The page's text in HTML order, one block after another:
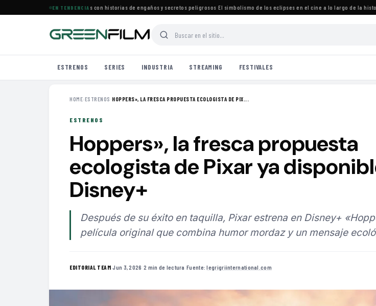
EN TENDENCIA
estrena especial de películas con historias de engaños y secretos peligrosos·El simbolismo de los eclipses en el cine a lo largo de la historia·
ESTRENOS SERIES INDUSTRIA STREAMING FESTIVALES
HOME›ESTRENOS ›HOPPERS», LA FRESCA PROPUESTA ECOLOGISTA DE PIX...
ESTRENOS
Hoppers», la fresca propuesta
ecologista de Pixar ya
Disney+
Después de su éxito en taquilla, Pixar estrena en Disney+
película original que combina humor mordaz y un mensaje
EDITORIAL TEAM·Jun 3, 2026 ·2 min de lectura ·Fuente:legrigriinternational.com